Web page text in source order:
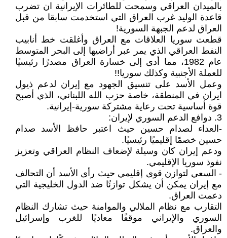
بالميدان العراقي وسمحت للطائرات الإيرانية ان تضرب
قاعدة الوليد غرب العراق التي استخدمت سابقا من قبل
العراق لدعم الجبهة السورية!
قطعت سوريا العلاقات مع العراق وأغلقت خط أنابيب
النفط العراقي الذي يمر عبر أراضيها إلى البحر المتوسط
عام 1982، مما أدى إلى خسارة العراق مصدرًا رئيسيًا
للعملة الأجنبية وكذلك سوريا!!
وعمل الأسد على تنسيق الجهود مع إيران لدعم ذيول
ايران في المنطقة، خاصة حزب الله اللبناني، الذي أصبح
قوة أساسية تحت رعاية مشتركة سورية-إيرانية.
3. دوافع الدعم السوري لإيران:
-العداء لصدام حسين حيث اعتبر حافظ الأسد صدام
حسين خصمًا إقليميًا رئيسيًا.
ودعم إيران كان وسيلة لإضعاف النظام العراقي وتعزيز
نفوذ سوريا الإقليمي.
- السعي لتوازن قوى إقليمي حيث رأى الأسد أن التحالف
مع إيران يمكن أن يشكل توازنًا ضد الدول الخليجية التي
دعمت العراق.
التقارب مع نظام الملالي والموامنة حيث تشارك النظام
السوري والإيراني موقفًا معاديًا للغرب وإسرائيل
والعراق.